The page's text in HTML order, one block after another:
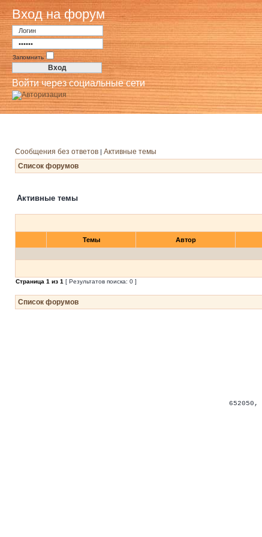
Вход на форум
Запомнить
Войти через социальные сети
Сообщения без ответов | Активные темы
Список форумов
Активные темы
Темы Автор
Страница 1 из 1 [ Результатов поиска: 0 ]
Список форумов
652050 ,